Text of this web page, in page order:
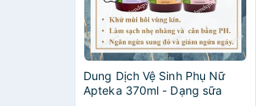
Dung Dịch Vệ Sinh Phụ Nữ
Apteka 370ml - Dạng sữa